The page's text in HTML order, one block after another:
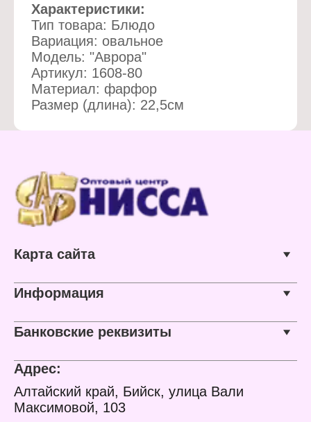
Характеристики:
Тип товара: Блюдо
Вариация: овальное
Модель: "Аврора"
Артикул: 1608-80
Материал: фарфор
Размер (длина): 22,5см
Карта сайта
Информация
Банковские реквизиты
Адрес:
Алтайский край, Бийск, улица Вали
Максимовой, 103